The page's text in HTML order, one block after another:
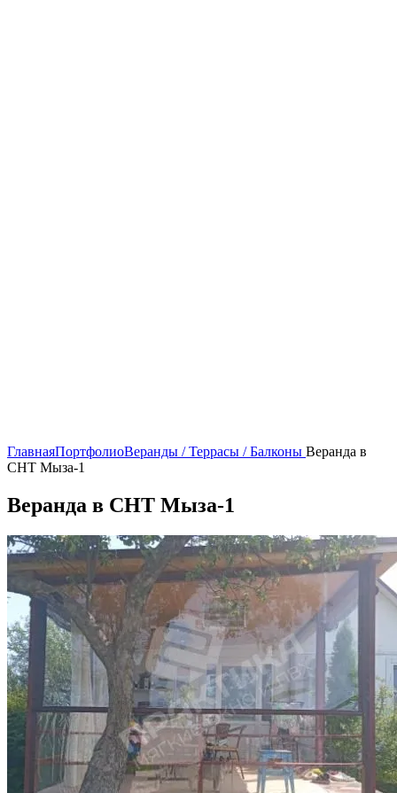
ГлавнаяПортфолиоВеранды / Террасы / Балконы Веранда в
СНТ Мыза-1
Веранда в СНТ Мыза-1